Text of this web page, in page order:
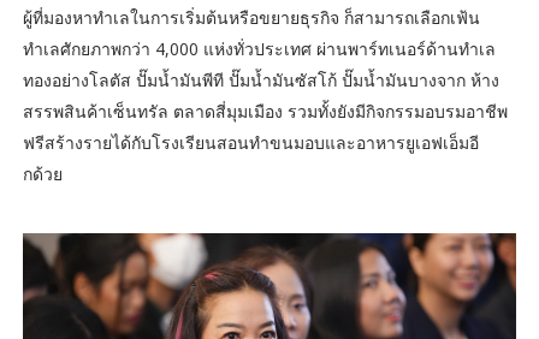
ผู้ที่มองหาทำเลในการเริ่มต้นหรือขยายธุรกิจ ก็สามารถเลือกเฟ้น
ทำเลศักยภาพกว่า 4,000 แห่งทั่วประเทศ ผ่านพาร์ทเนอร์ด้านทำเล
ทองอย่างโลตัส ปั๊มน้ำมันพีที ปั๊มน้ำมันซัสโก้ ปั๊มน้ำมันบางจาก ห้าง
สรรพสินค้าเซ็นทรัล ตลาดสี่มุมเมือง รวมทั้งยังมีกิจกรรมอบรมอาชีพ
ฟรีสร้างรายได้กับโรงเรียนสอนทำขนมอบและอาหารยูเอฟเอ็มอี
กด้วย